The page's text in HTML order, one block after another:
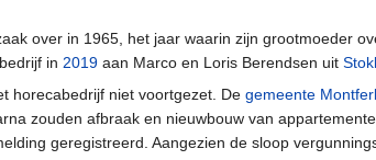
over in 1965, het jaar waarin zijn grootmoeder
in 2019 aan Marco en Loris Berendsen uit
horecabedrijf niet voortgezet. De gemeente
zouden afbraak en nieuwbouw van
geregistreerd. Aangezien de sloop